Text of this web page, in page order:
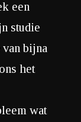
een
studie
bijna
het
wat